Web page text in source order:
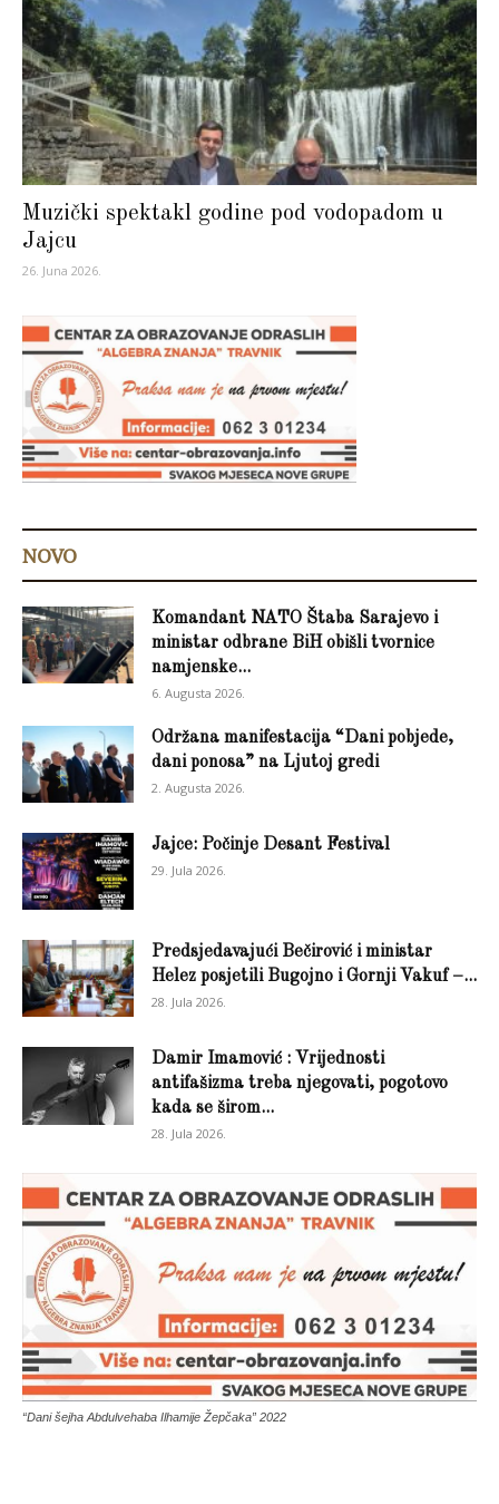
Muzički spektakl godine pod vodopadom u
Jajcu
26. Juna 2026.
NOVO
Komandant NATO Štaba Sarajevo i
ministar odbrane BiH obišli tvornice
namjenske...
6. Augusta 2026.
Održana manifestacija “Dani pobjede,
dani ponosa” na Ljutoj gredi
2. Augusta 2026.
Jajce: Počinje Desant Festival
29. Jula 2026.
Predsjedavajući Bečirović i ministar
Helez posjetili Bugojno i Gornji Vakuf –...
28. Jula 2026.
Damir Imamović : Vrijednosti
antifašizma treba njegovati, pogotovo
kada se širom...
28. Jula 2026.
“Dani šejha Abdulvehaba Ilhamije Žepčaka” 2022